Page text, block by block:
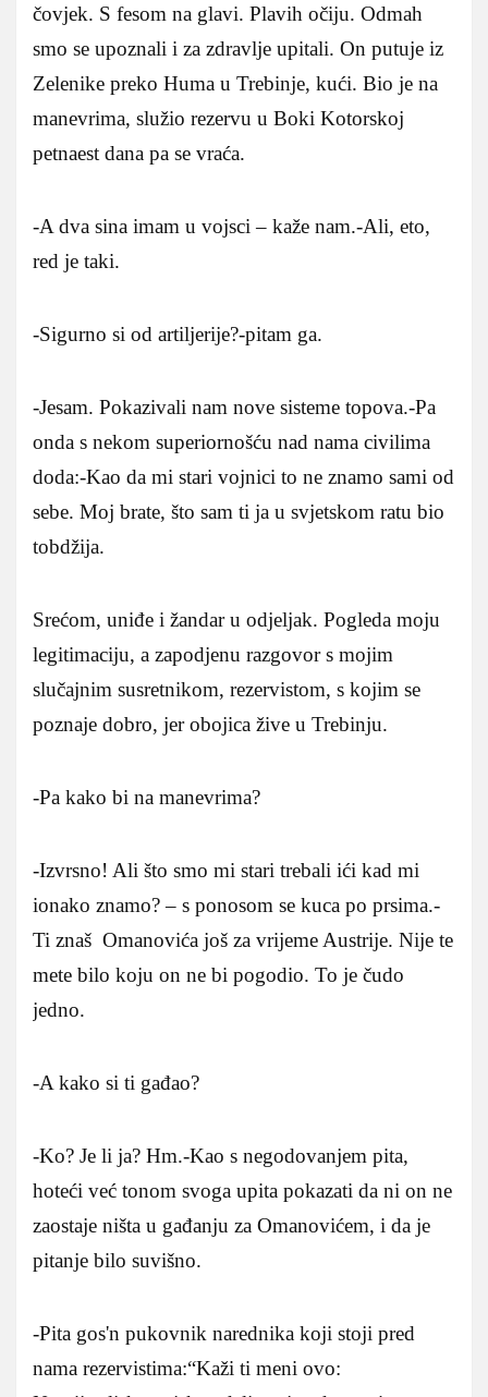
čovjek. S fesom na glavi. Plavih očiju. Odmah
smo se upoznali i za zdravlje upitali. On putuje iz
Zelenike preko Huma u Trebinje, kući. Bio je na
manevrima, služio rezervu u Boki Kotorskoj
petnaest dana pa se vraća.
-A dva sina imam u vojsci – kaže nam.-Ali, eto,
red je taki.
-Sigurno si od artiljerije?-pitam ga.
-Jesam. Pokazivali nam nove sisteme topova.-Pa
onda s nekom superiornošću nad nama civilima
doda:-Kao da mi stari vojnici to ne znamo sami od
sebe. Moj brate, što sam ti ja u svjetskom ratu bio
tobdžija.
Srećom, uniđe i žandar u odjeljak. Pogleda moju
legitimaciju, a zapodjenu razgovor s mojim
slučajnim susretnikom, rezervistom, s kojim se
poznaje dobro, jer obojica žive u Trebinju.
-Pa kako bi na manevrima?
-Izvrsno! Ali što smo mi stari trebali ići kad mi
ionako znamo? – s ponosom se kuca po prsima.-
Ti znaš Omanovića još za vrijeme Austrije. Nije te
mete bilo koju on ne bi pogodio. To je čudo
jedno.
-A kako si ti gađao?
-Ko? Je li ja? Hm.-Kao s negodovanjem pita,
hoteći već tonom svoga upita pokazati da ni on ne
zaostaje ništa u gađanju za Omanovićem, i da je
pitanje bilo suvišno.
-Pita gos'n pukovnik narednika koji stoji pred
nama rezervistima:“Kaži ti meni ovo: